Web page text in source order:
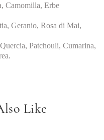
Camomilla, Erbe
Geranio, Rosa di Mai,
Patchouli, Cumarina,
Like